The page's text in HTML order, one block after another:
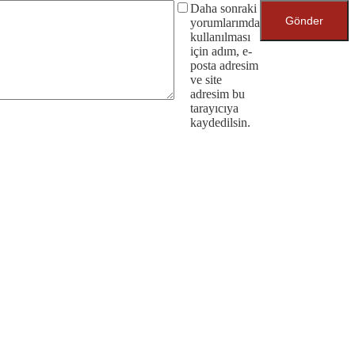
Daha sonraki
yorumlarımda
kullanılması
için adım, e-
posta adresim
ve site
adresim bu
tarayıcıya
kaydedilsin.
Gönder